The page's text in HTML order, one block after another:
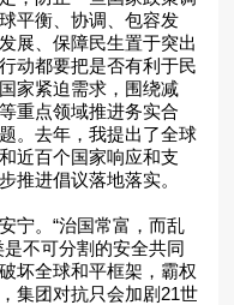
平衡、协调、包容发
展、保障民生置于突出
动都要把是否有利于民
家紧迫需求，围绕减
重点领域推进务实合
。去年，我提出了全球
近百个国家响应和支
推进倡议落地落实。
宁。“治国常富，而乱
不可分割的安全共同
坏全球和平框架，霸权
集团对抗只会加剧21世